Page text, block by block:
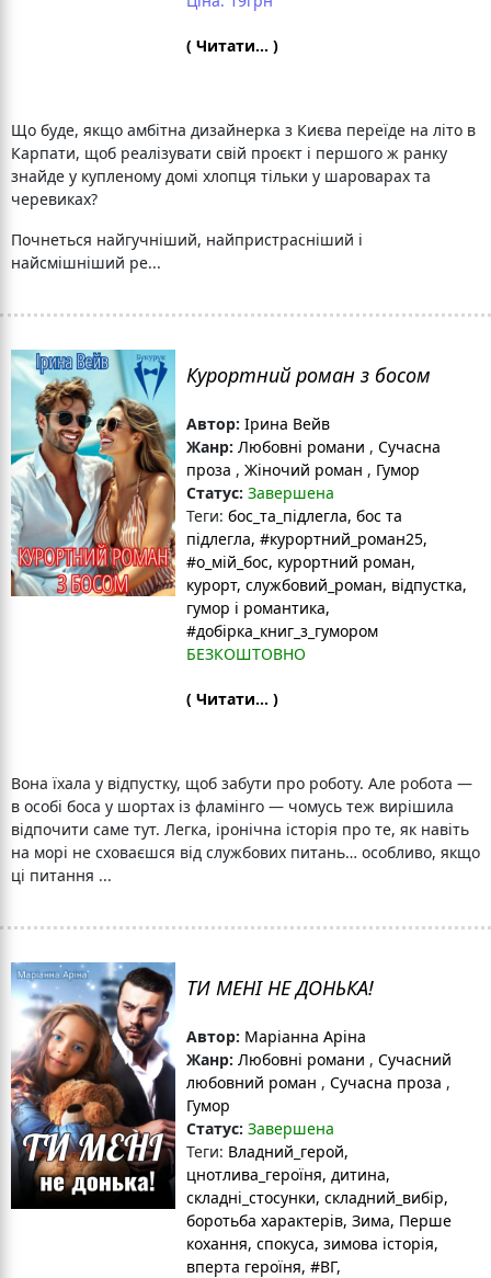
( Читати... )
Що буде, якщо амбітна дизайнерка з Києва переїде на літо в
Карпати, щоб реалізувати свій проєкт і першого ж ранку
знайде у купленому домі хлопця тільки у шароварах та
черевиках?
Почнеться найгучніший, найпристрасніший і
найсмішніший ре...
Курортний роман з босом
Автор: Ірина Вейв
Жанр: Любовні романи , Сучасна
проза , Жіночий роман , Гумор
Статус: Завершена
Теги: бос_та_підлегла, бос та
підлегла, #курортний_роман25,
#о_мій_бос, курортний роман,
курорт, службовий_роман, відпустка,
гумор і романтика,
#добірка_книг_з_гумором
БЕЗКОШТОВНО
( Читати... )
Вона їхала у відпустку, щоб забути про роботу. Але робота —
в особі боса у шортах із фламінго — чомусь теж вирішила
відпочити саме тут. Легка, іронічна історія про те, як навіть
на морі не сховаєшся від службових питань… особливо, якщо
ці питання ...
ТИ МЕНІ НЕ ДОНЬКА!
Автор: Маріанна Аріна
Жанр: Любовні романи , Сучасний
любовний роман , Сучасна проза ,
Гумор
Статус: Завершена
Теги: Владний_герой,
цнотлива_героїня, дитина,
складні_стосунки, складний_вибір,
боротьба характерів, Зима, Перше
кохання, спокуса, зимова історія,
вперта героїня, #ВГ,